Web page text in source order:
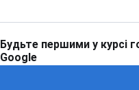
Будьте першими у курсі
Google